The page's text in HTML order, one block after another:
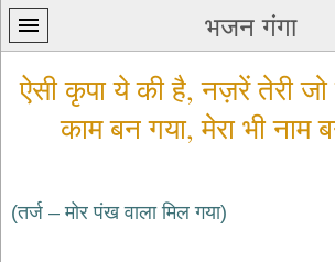
भजन गंगा
प्रथम
ऐसी कृपा ये की है, नज़रें तेरी जो
काम बन गया, मेरा भी नाम
(तर्ज – मोर पंख वाला मिल गया)